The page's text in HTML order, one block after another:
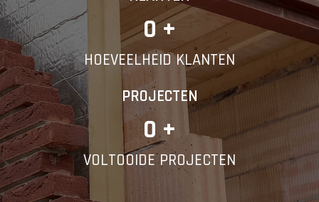
0 +
HOEVEELHEID KLANTEN
PROJECTEN
0 +
VOLTOOIDE PROJECTEN